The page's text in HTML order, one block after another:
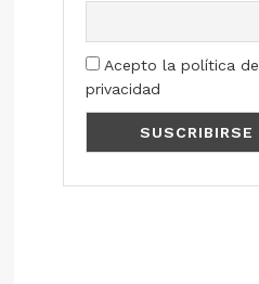
Acepto la política de
privacidad